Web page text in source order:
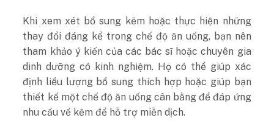
Khi xem xét bổ sung kẽm hoặc thực hiện những
thay đổi đáng kể trong chế độ ăn uống, bạn nên
tham khảo ý kiến ​​​​của các bác sĩ hoặc chuyên gia
dinh dưỡng có kinh nghiệm. Họ có thể giúp xác
định liều lượng bổ sung thích hợp hoặc giúp bạn
thiết kế một chế độ ăn uống cân bằng để đáp ứng
nhu cầu về kẽm để hỗ trợ miễn dịch.